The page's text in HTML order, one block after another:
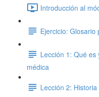
Introducción al
Ejercicio: Glosario
Lección 1: Qué
médica
Lección 2: